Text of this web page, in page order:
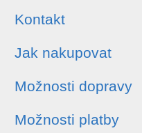
Kontakt
Jak nakupovat
Možnosti dopravy
Možnosti platby